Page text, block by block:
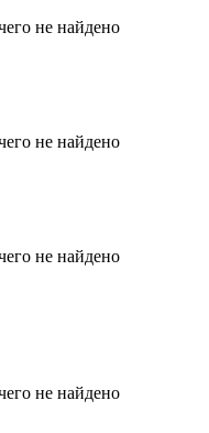
не найдено
не найдено
не найдено
не найдено